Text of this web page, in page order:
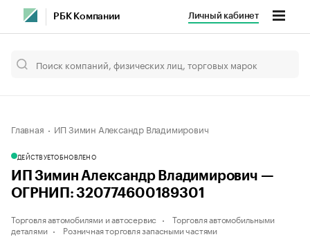
РБК Компании Личный кабинет
Главная ИП Зимин Александр Владимирович
ДЕЙСТВУЕТОБНОВЛЕНО
ИП Зимин Александр Владимирович —
ОГРНИП: 320774600189301
Торговля автомобилями и автосервис
Торговля автомобильными
деталями
Розничная торговля запасными частями